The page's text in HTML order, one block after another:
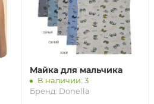
Майка для мальчика
В наличии: 3
Бренд: Donella